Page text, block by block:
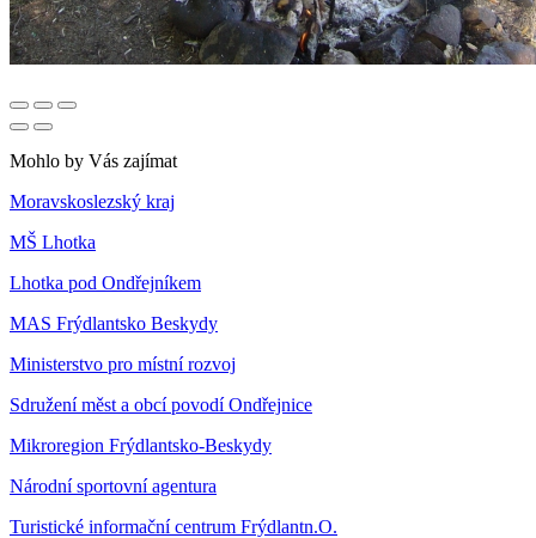
Mohlo by Vás zajímat
Moravskoslezský kraj
MŠ Lhotka
Lhotka pod Ondřejníkem
MAS Frýdlantsko Beskydy
Ministerstvo pro místní rozvoj
Sdružení měst a obcí povodí Ondřejnice
Mikroregion Frýdlantsko-Beskydy
Národní sportovní agentura
Turistické informační centrum Frýdlantn.O.